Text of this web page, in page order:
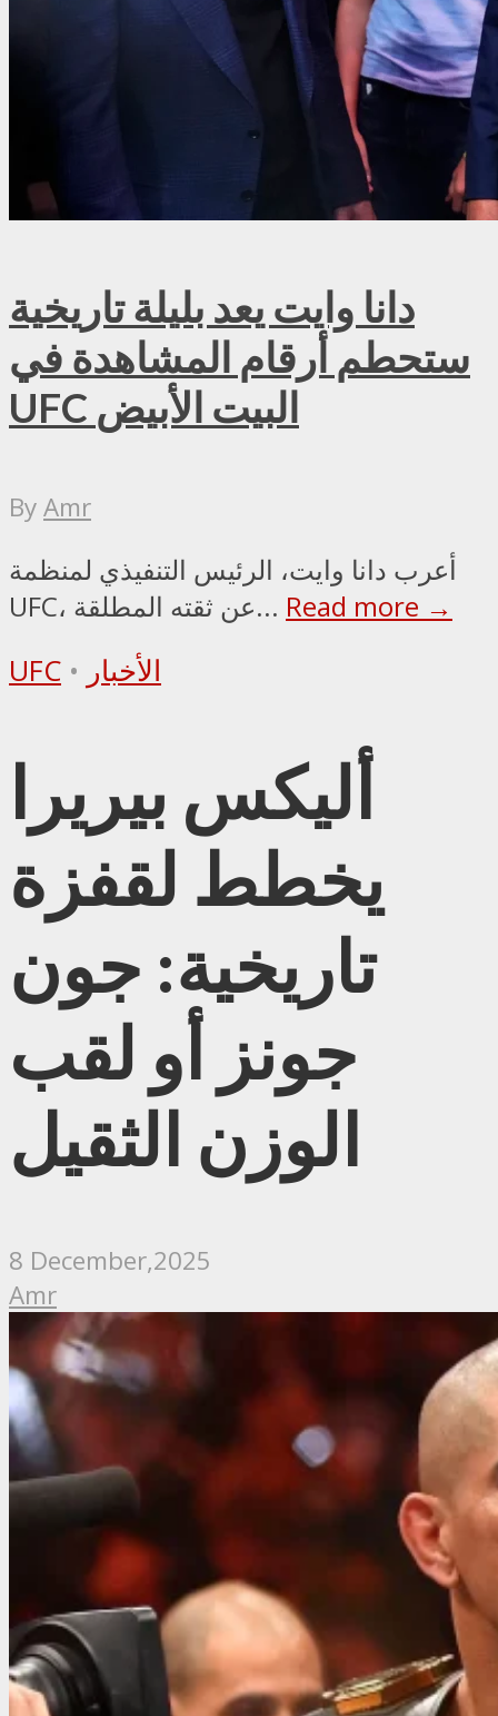
دانا وايت يعد بليلة تاريخية
ستحطم أرقام المشاهدة في
UFC البيت الأبيض
ByAmr
أعرب دانا وايت، الرئيس التنفيذي لمنظمة
UFC، عن ثقته المطلقة... Read more →
UFC • الأخبار
أليكس بيريرا
يخطط لقفزة
تاريخية: جون
جونز أو لقب
الوزن الثقيل
8 December,2025
Amr